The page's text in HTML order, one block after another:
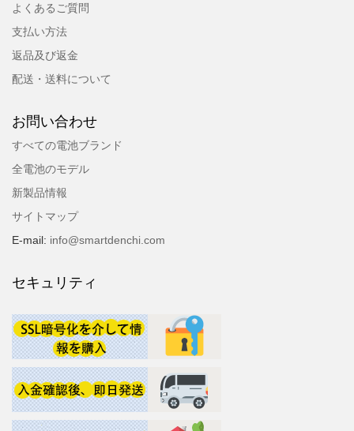
よくあるご質問
支払い方法
返品及び返金
配送・送料について
お問い合わせ
すべての電池ブランド
全電池のモデル
新製品情報
サイトマップ
E-mail: info@smartdenchi.com
セキュリティ